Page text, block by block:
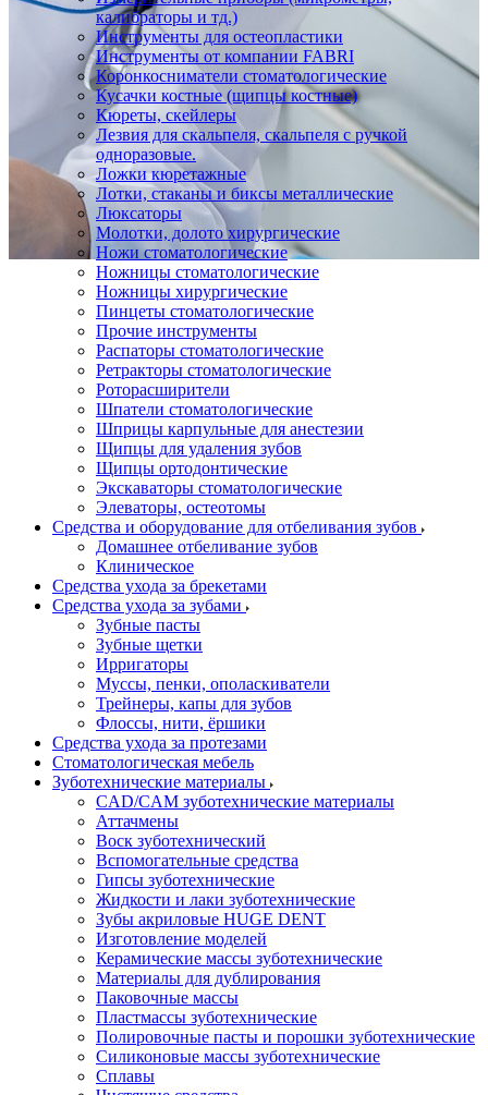
калибраторы и тд.)
Инструменты для остеопластики
Инструменты от компании FABRI
Коронкосниматели стоматологические
Кусачки костные (щипцы костные)
Кюреты, скейлеры
Лезвия для скальпеля, скальпеля с ручкой
одноразовые.
Ложки кюретажные
Лотки, стаканы и биксы металлические
Люксаторы
Молотки, долото хирургические
Ножи стоматологические
Ножницы стоматологические
Ножницы хирургические
Пинцеты стоматологические
Прочие инструменты
Распаторы стоматологические
Ретракторы стоматологические
Роторасширители
Шпатели стоматологические
Шприцы карпульные для анестезии
Щипцы для удаления зубов
Щипцы ортодонтические
Экскаваторы стоматологические
Элеваторы, остеотомы
Средства и оборудование для отбеливания зубов
Домашнее отбеливание зубов
Клиническое
Средства ухода за брекетами
Средства ухода за зубами
Зубные пасты
Зубные щетки
Ирригаторы
Муссы, пенки, ополаскиватели
Трейнеры, капы для зубов
Флоссы, нити, ёршики
Средства ухода за протезами
Стоматологическая мебель
Зуботехнические материалы
CAD/CAM зуботехнические материалы
Аттачмены
Воск зуботехнический
Вспомогательные средства
Гипсы зуботехнические
Жидкости и лаки зуботехнические
Зубы акриловые HUGE DENT
Изготовление моделей
Керамические массы зуботехнические
Материалы для дублирования
Паковочные массы
Пластмассы зуботехнические
Полировочные пасты и порошки зуботехнические
Силиконовые массы зуботехнические
Сплавы